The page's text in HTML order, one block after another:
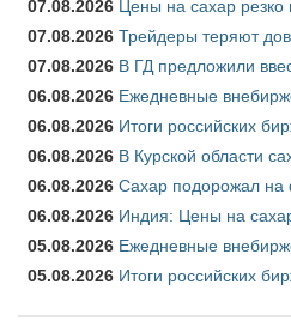
07.08.2026 Цены на сахар резко
07.08.2026 Трейдеры теряют
07.08.2026 В ГД предложили
06.08.2026 Ежедневные
06.08.2026 Итоги российских
06.08.2026 В Курской области
06.08.2026 Сахар подорожал на
06.08.2026 Индия: Цены на
05.08.2026 Ежедневные
05.08.2026 Итоги российских